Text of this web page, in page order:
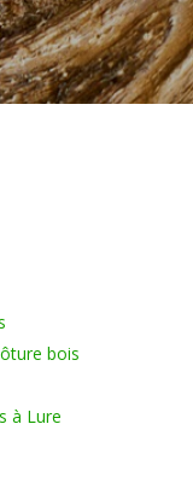
bois
à Lure